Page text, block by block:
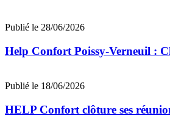
Publié le 28/06/2026
Help Confort Poissy-Verneuil :
Publié le 18/06/2026
HELP Confort clôture ses